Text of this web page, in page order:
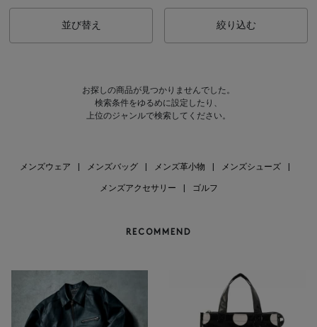
並び替え 絞り込む
お探しの商品が見つかりませんでした。
検索条件をゆるめに設定したり、
上位のジャンルで検索してください。
メンズウェア メンズバッグ メンズ革小物 メンズシューズ
メンズアクセサリー ゴルフ
RECOMMEND